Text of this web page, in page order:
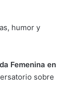
humor y
Femenina en
sobre